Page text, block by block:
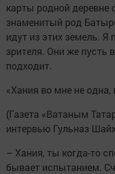
карты родной деревне
знаменитый род
идут из этих земель.
зрителя. Они же пусть
подходит.
«Хания во мне не одна,
(Газета «Ватаным
интервью Гульназ
– Хания, ты когда-то
бывает испытанием.